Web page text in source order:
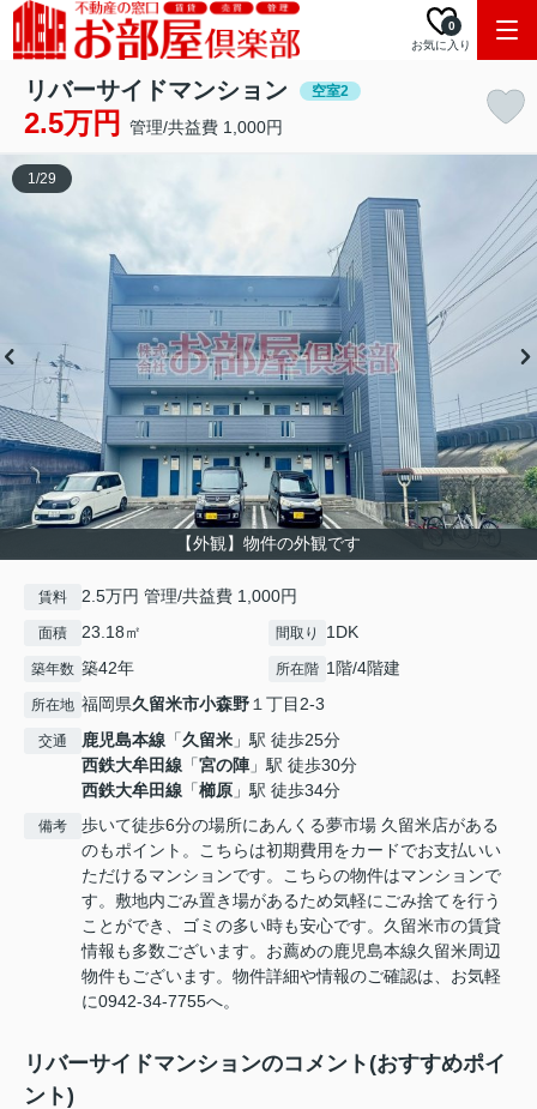
お気に入り
0
リバーサイドマンション 空室2
2.5万円 管理/共益費 1,000円
【外観】物件の外観です
1/29
賃料 2.5万円 管理/共益費 1,000円
面積 23.18㎡ 間取り 1DK
築年数 築42年 所在階 1階/4階建
所在地 福岡県久留米市小森野１丁目2-3
交通 鹿児島本線 「久留米 」駅 徒歩25分
西鉄大牟田線 「宮の陣」駅 徒歩30分
西鉄大牟田線 「櫛原 」駅 徒歩34分
備考
歩いて徒歩6分の場所にあんくる夢市場 久留米店がある
のもポイント。こちらは初期費用をカードでお支払いい
ただけるマンションです。こちらの物件はマンションで
す。敷地内ごみ置き場があるため気軽にごみ捨てを行う
ことができ、ゴミの多い時も安心です。久留米市の賃貸
情報も多数ございます。お薦めの鹿児島本線久留米周辺
物件もございます。物件詳細や情報のご確認は、お気軽
に0942-34-7755へ。
リバーサイドマンションのコメント(おすすめポイ
ント)